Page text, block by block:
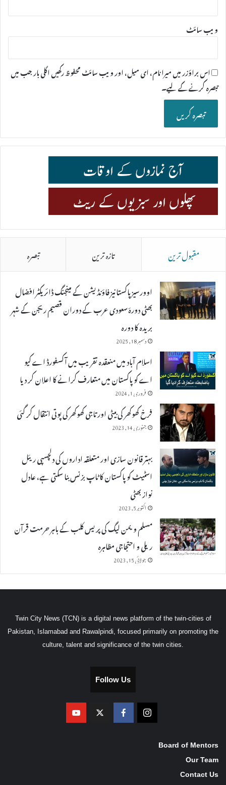
ویب‌ سائٹ
اس براؤزر میں میرا نام، ای میل، اور ویب سائٹ محفوظ رکھیں اگلی بار جب میں
تبصرہ کرنے کےلیے۔
مقبول ترین تازہ ترین تبصرہ
اوورسیز پاکستانیز فاؤنڈیشن کے مینجنگ ڈائریکٹر افضال
بھٹی دورۂ سعودی عرب کے دوران قصیم ریجن کے شہر
بریدہ کا دورہ
دسمبر 18, 2025
اسلام آباد میں منعقدہ تقریب میں آکسفورڈ اے کیو
اے کو پاکستان میں متعارف کرانے کا اعلان کر دیا
فروری 1, 2024
فرخ کھوکھر کی بیٹی اور تاجی کھوکھر کی پوتی انتقال کر گئی
جنوری 14, 2023
بہتر قانون سازی اور متعلقہ اداروں کی دلچسپی ریئل
اسٹیٹ کو پاکستان کا ٹاپ بزنس بنا سکتی ہے، عادل
نواز بھٹی
اکتوبر 5, 2023
مسلم ویمن لیگ کی پریس کلب کے باہر حرمت قرآن
ریلی و احتجاجی مظاہرہ
جولائی 15, 2023
Twin City News (TCN) is a digital news platform of the twin-cities of
Pakistan, Islamabad and Rawalpindi, focused primarily on promoting the
culture, talent and significance of the twin cities.
Follow Us
Board of Mentors
Our Team
Contact Us